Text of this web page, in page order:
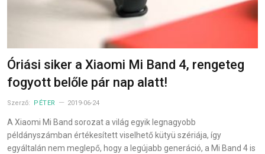
Óriási siker a Xiaomi Mi Band 4, rengeteg
fogyott belőle pár nap alatt!
Szerző: PÉTER 2019-06-24
A Xiaomi Mi Band sorozat a világ egyik legnagyobb
példányszámban értékesített viselhető kütyü szériája, így
egyáltalán nem meglepő, hogy a legújabb generáció, a Mi Band 4 is